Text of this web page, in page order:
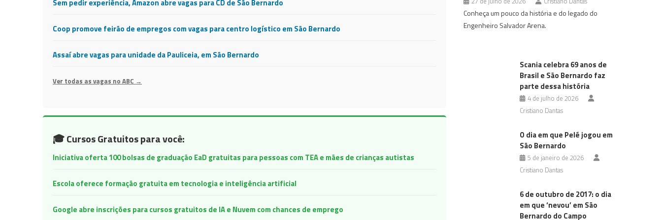
Sem pedir experiência, Amazon abre vagas para CD de São Bernardo
Coop promove feirão de empregos com vagas para centro logístico em São Bernardo
Assaí abre vagas para unidade da Pauliceia, em São Bernardo
Ver todas as vagas no ABC →
🎓 Cursos Gratuitos para você:
Iniciativa oferta 100 bolsas de graduação EaD gratuitas para pessoas com TEA e mães de crianças autistas
Escola oferece formação gratuita em tecnologia e inteligência artificial
Google abre inscrições para cursos gratuitos de IA e Nuvem com chances de emprego
Conheça um pouco da história e do legado do
Engenheiro Salvador Arena.
Scania celebra 69 anos de
Brasil e São Bernardo faz
parte dessa história
4 de julho de 2026
Cristiano Dantas
O dia em que Pelé jogou em
São Bernardo
5 de janeiro de 2026
Cristiano Dantas
6 de outubro de 2017: o dia
em que ‘nevou’ em São
Bernardo do Campo